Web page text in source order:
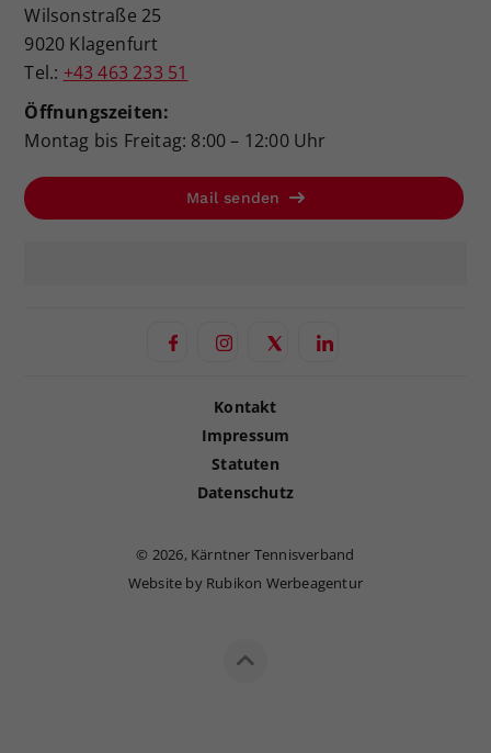
Wilsonstraße 25
9020 Klagenfurt
Tel.: +43 463 233 51
Öffnungszeiten:
Montag bis Freitag: 8:00 – 12:00 Uhr
Mail senden
Kontakt
Impressum
Statuten
Datenschutz
© 2026, Kärntner Tennisverband
Website by Rubikon Werbeagentur